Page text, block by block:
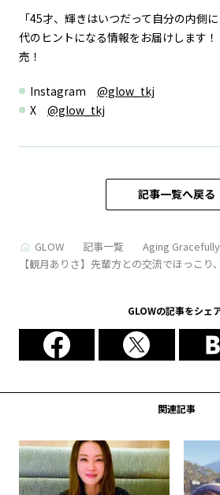
「45才、輝きはいつだって自分の内側
代のヒントになる情報をお届けします
売！
Instagram @glow_tkj
X @glow_tkj
記事一覧へ戻る
GLOW 記事一覧
Aging Gracefully
【観月ありさ】先輩方との交流でほっこ
GLOWの記事をシェ
関連記事